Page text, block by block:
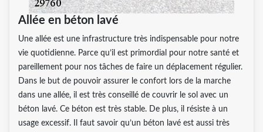
Allée en béton lavé
Une allée est une infrastructure très indispensable pour notre
vie quotidienne. Parce qu’il est primordial pour notre santé et
pareillement pour nos tâches de faire un déplacement régulier.
Dans le but de pouvoir assurer le confort lors de la marche
dans une allée, il est très conseillé de couvrir le sol avec un
béton lavé. Ce béton est très stable. De plus, il résiste à un
usage excessif. Il faut savoir qu’un béton lavé est aussi très